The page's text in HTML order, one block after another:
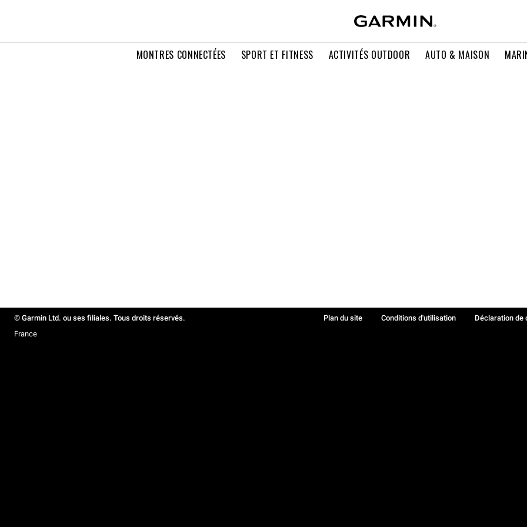
MONTRES CONNECTÉES SPORT ET FITNESS ACTIVITÉS OUTDOOR AUTO & MAISON
© Garmin Ltd. ou ses filiales. Tous droits réservés. Plan du site Conditions d'utilisation Déclaration de
France